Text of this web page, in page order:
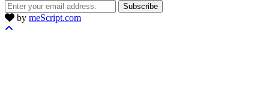
Subscribe
by meScript.com